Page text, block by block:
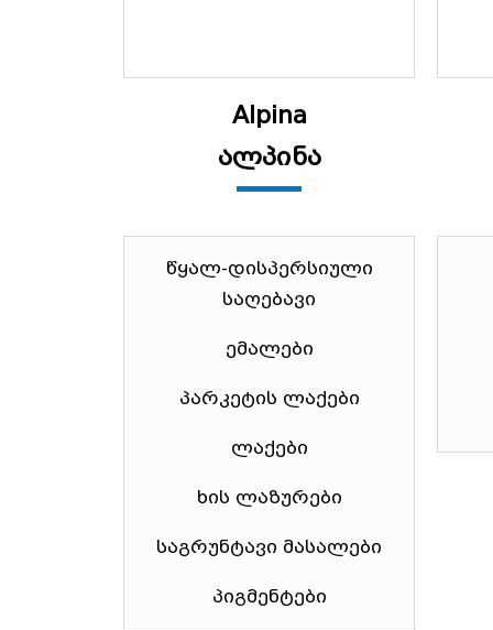
Alpina
ალპინა
წყალ-დისპერსიული
საღებავი
ემალები
პარკეტის ლაქები
ლაქები
ხის ლაზურები
საგრუნტავი მასალები
პიგმენტები